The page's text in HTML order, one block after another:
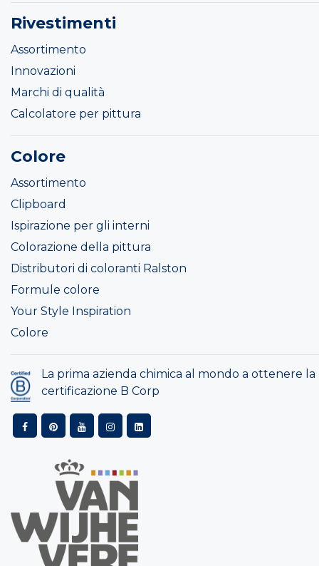
Rivestimenti
Assortimento
Innovazioni
Marchi di qualità
Calcolatore per pittura
Colore
Assortimento
Clipboard
Ispirazione per gli interni
Colorazione della pittura
Distributori di coloranti Ralston
Formule colore
Your Style Inspiration
Colore
La prima azienda chimica al mondo a ottenere la
certificazione B Corp